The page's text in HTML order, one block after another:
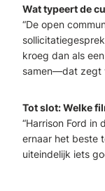
Wat typeert de
“De open
kroeg dan als
samen—dat zegt
Tot slot: Welke
“Harrison Ford in
ernaar het beste
uiteindelijk iets